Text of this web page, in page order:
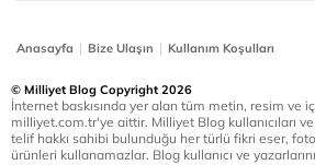
Anasayfa | Bize Ulaşın | Kullanım Koşulları
© Milliyet Blog Copyright 2026
İnternet baskısında yer alan tüm metin, resim ve
milliyet.com.tr'ye aittir. Milliyet Blog kullanıcıları
telif hakkı sahibi bulunduğu her türlü fikri eser,
ürünleri kullanamazlar. Blog kullanıcı ve